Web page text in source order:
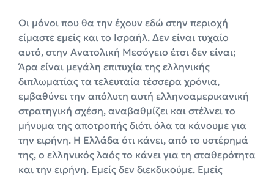
Οι μόνοι που θα την έχουν εδώ στην περιοχή
είμαστε εμείς και το Ισραήλ. Δεν είναι τυχαίο
αυτό, στην Ανατολική Μεσόγειο έτσι δεν είναι;
Άρα είναι μεγάλη επιτυχία της ελληνικής
διπλωματίας τα τελευταία τέσσερα χρόνια,
εμβαθύνει την απόλυτη αυτή ελληνοαμερικανική
στρατηγική σχέση, αναβαθμίζει και στέλνει το
μήνυμα της αποτροπής διότι όλα τα κάνουμε για
την ειρήνη. Η Ελλάδα ότι κάνει, από το υστέρημά
της, ο ελληνικός λαός το κάνει για τη σταθερότητα
και την ειρήνη. Εμείς δεν διεκδικούμε. Εμείς